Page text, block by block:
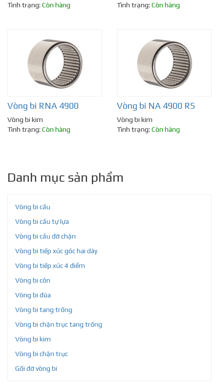
Tình trạng: Còn hàng
Tình trạng: Còn hàng
Vòng bi RNA 4900
Vòng bi kim
Tình trạng: Còn hàng
Vòng bi NA 4900 RS
Vòng bi kim
Tình trạng: Còn hàng
Danh mục sản phẩm
Vòng bi cầu
Vòng bi cầu tự lựa
Vòng bi cầu đỡ chặn
Vòng bi tiếp xúc góc hai dãy
Vòng bi tiếp xúc 4 điểm
Vòng bi côn
Vòng bi đũa
Vòng bi tang trống
Vòng bi chặn trục tang trống
Vòng bi kim
Vòng bi chặn trục
Gối đỡ vòng bi